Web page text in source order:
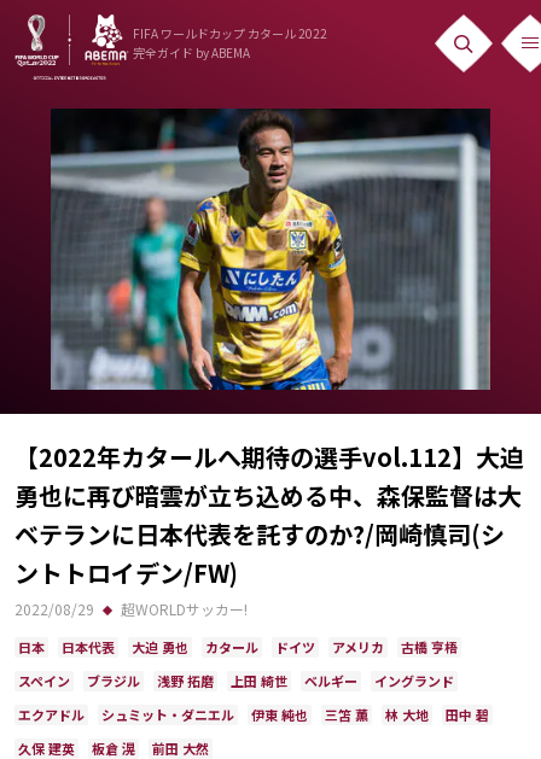
FIFA ワールドカップ カタール 2022
完全ガイド by ABEMA
ニュース
News
出場国
日本代表
Team Japan
日程・結果
Schedule
ランキング
大会について
About
視聴方法
【2022年カタールへ期待の選手vol.112】大迫
勇也に再び暗雲が立ち込める中、森保監督は大
ベテランに日本代表を託すのか?/岡崎慎司(シ
ントトロイデン/FW)
2022/08/29 超WORLDサッカー!
日本 日本代表 大迫 勇也 カタール ドイツ アメリカ
古橋 亨梧
スペイン
ブラジル 浅野 拓磨 上田 綺世 ベルギー
イングランド
エクアドル
シュミット・ダニエル 伊東 純也 三笘 薫 林 大地
田中 碧
久保 建英
板倉 滉 前田 大然